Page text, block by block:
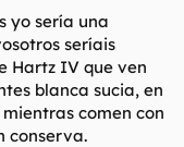
yo sería una
seríais
Hartz IV que ven
blanca sucia, en
comen con
conserva.